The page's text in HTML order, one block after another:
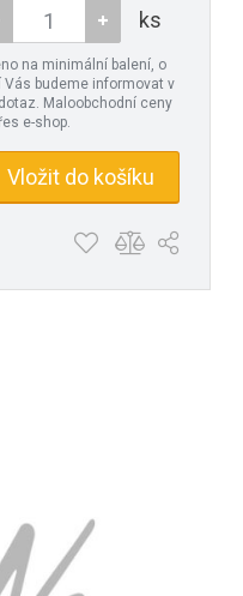
ks
na minimální balení, o
budeme informovat v
Maloobchodní ceny
e-shop.
Vložit do košíku